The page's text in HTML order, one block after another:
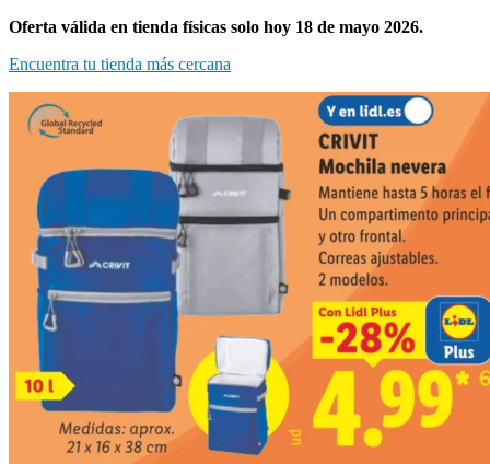
Oferta válida en tienda físicas solo hoy 18 de mayo 2026.
Encuentra tu tienda más cercana